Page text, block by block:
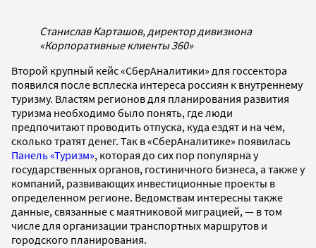
Станислав Карташов, директор дивизиона
«Корпоративные клиенты 360»
Второй крупный кейс «СберАналитики» для госсектора
появился после всплеска интереса россиян к внутреннему
туризму. Властям регионов для планирования развития
туризма необходимо было понять, где люди
предпочитают проводить отпуска, куда ездят и на чем,
сколько тратят денег. Так в «СберАналитике» появилась
Панель «Туризм», которая до сих пор популярна у
государственных органов, гостиничного бизнеса, а также у
компаний, развивающих инвестиционные проекты в
определенном регионе. Ведомствам интересны также
данные, связанные с маятниковой миграцией, — в том
числе для организации транспортных маршрутов и
городского планирования.